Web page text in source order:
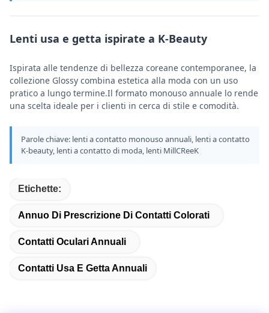
Lenti usa e getta ispirate a K-Beauty
Ispirata alle tendenze di bellezza coreane contemporanee, la
collezione Glossy combina estetica alla moda con un uso
pratico a lungo termine.Il formato monouso annuale lo rende
una scelta ideale per i clienti in cerca di stile e comodità.
Parole chiave: lenti a contatto monouso annuali, lenti a contatto
K-beauty, lenti a contatto di moda, lenti MillCReeK
Etichette:
Annuo Di Prescrizione Di Contatti Colorati
Contatti Oculari Annuali
Contatti Usa E Getta Annuali